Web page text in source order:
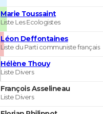
Marie Toussaint
Liste Les Ecologistes
Léon Deffontaines
Liste du Parti communiste français
Hélène Thouy
Liste Divers
François Asselineau
Liste Divers